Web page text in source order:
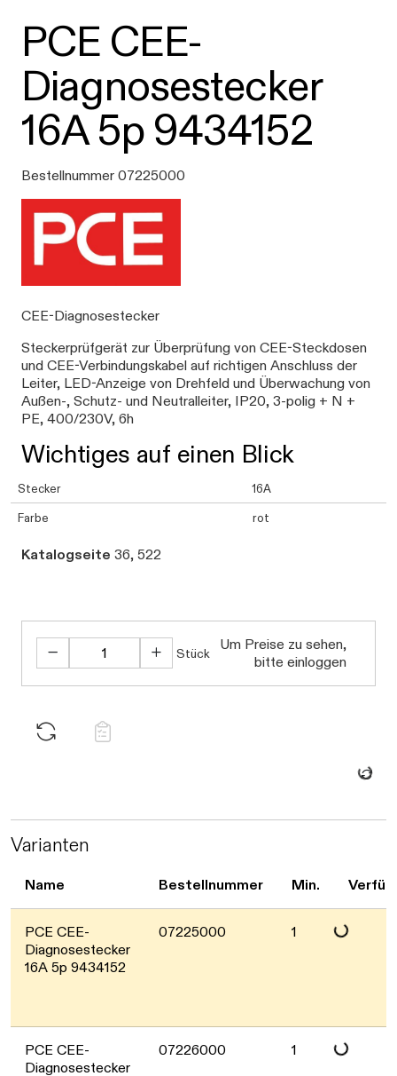
PCE CEE-
Diagnosestecker
16A 5p 9434152
Bestellnummer 07225000
CEE-Diagnosestecker
Steckerprüfgerät zur Überprüfung von CEE-Steckdosen
und CEE-Verbindungskabel auf richtigen Anschluss der
Leiter, LED-Anzeige von Drehfeld und Überwachung von
Außen-, Schutz- und Neutralleiter, IP20, 3-polig + N +
PE, 400/230V, 6h
Wichtiges auf einen Blick
Stecker 16A
Farbe rot
Katalogseite 36, 522
Stück
Um Preise zu sehen,
bitte einloggen
Daten
Varianten
Name Bestellnummer Min.
PCE CEE-
Diagnosestecker
16A 5p 9434152
07225000 1 Daten
PCE CEE-
Diagnosestecker
07226000 1 Daten